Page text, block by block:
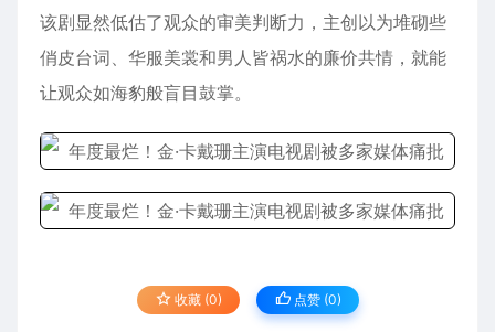
该剧显然低估了观众的审美判断力，主创以为堆砌些
俏皮台词、华服美裳和男人皆祸水的廉价共情，就能
让观众如海豹般盲目鼓掌。
收藏 (0) 点赞 (0)